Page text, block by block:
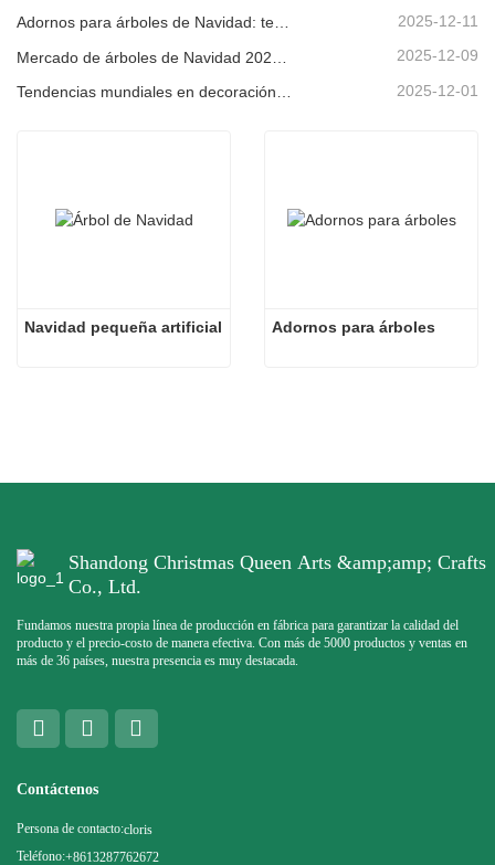
Adornos para árboles de Navidad: tendencias del mercado, información sobre la cadena de suministro y guía de adquisiciones 2025 2025-12-11
2025-12-09
2025-12-01
Navidad pequeña artificial Adornos para árboles
Shandong Christmas Queen Arts &amp;amp; Crafts
Co., Ltd.
Fundamos nuestra propia línea de producción en fábrica para garantizar la calidad del
producto y el precio-costo de manera efectiva. Con más de 5000 productos y ventas en
más de 36 países, nuestra presencia es muy destacada.
Contáctenos
Persona de contacto:cloris
Teléfono:+8613287762672